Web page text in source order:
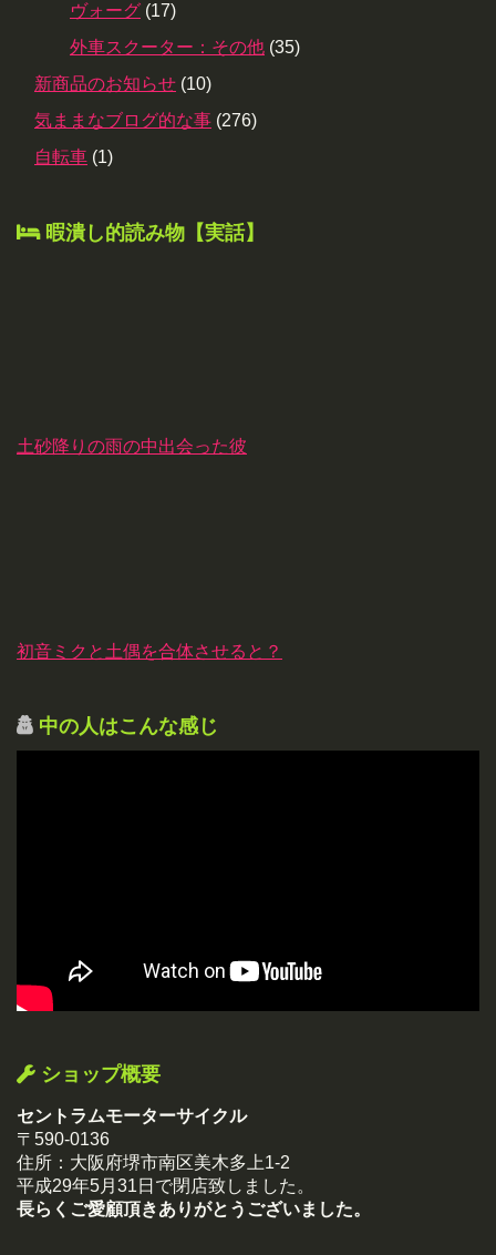
ヴォーグ (17)
外車スクーター：その他 (35)
新商品のお知らせ (10)
気ままなブログ的な事 (276)
自転車 (1)
暇潰し的読み物【実話】
土砂降りの雨の中出会った彼
初音ミクと土偶を合体させると？
中の人はこんな感じ
ショップ概要
セントラムモーターサイクル
〒590-0136
住所：大阪府堺市南区美木多上1-2
平成29年5月31日で閉店致しました。
長らくご愛顧頂きありがとうございました。